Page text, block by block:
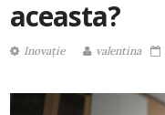
aceasta?
Inovație valentina